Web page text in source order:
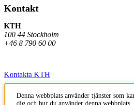
Kontakt
KTH
100 44 Stockholm
+46 8 790 60 00
Kontakta KTH
Jobba på KTH
Denna webbplats använder tjänster som
dig och hur du använder denna webbplats.